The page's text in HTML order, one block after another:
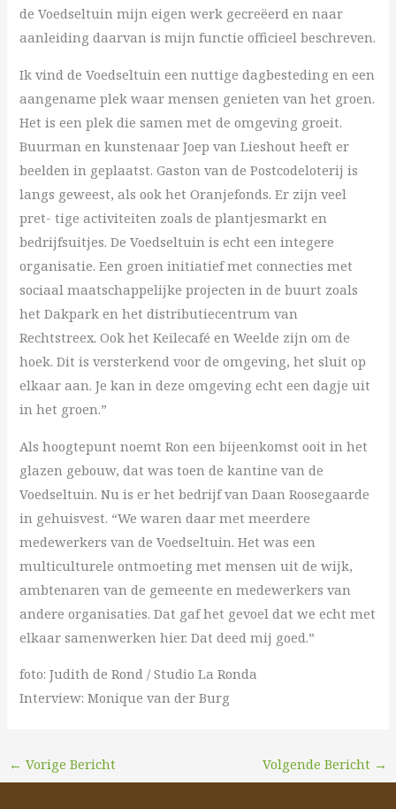
de Voedseltuin mijn eigen werk gecreëerd en naar
aanleiding daarvan is mijn functie officieel beschreven.
Ik vind de Voedseltuin een nuttige dagbesteding en een
aangename plek waar mensen genieten van het groen.
Het is een plek die samen met de omgeving groeit.
Buurman en kunstenaar Joep van Lieshout heeft er
beelden in geplaatst. Gaston van de Postcodeloterij is
langs geweest, als ook het Oranjefonds. Er zijn veel
pret- tige activiteiten zoals de plantjesmarkt en
bedrijfsuitjes. De Voedseltuin is echt een integere
organisatie. Een groen initiatief met connecties met
sociaal maatschappelijke projecten in de buurt zoals
het Dakpark en het distributiecentrum van
Rechtstreex. Ook het Keilecafé en Weelde zijn om de
hoek. Dit is versterkend voor de omgeving, het sluit op
elkaar aan. Je kan in deze omgeving echt een dagje uit
in het groen.”
Als hoogtepunt noemt Ron een bijeenkomst ooit in het
glazen gebouw, dat was toen de kantine van de
Voedseltuin. Nu is er het bedrijf van Daan Roosegaarde
in gehuisvest. “We waren daar met meerdere
medewerkers van de Voedseltuin. Het was een
multiculturele ontmoeting met mensen uit de wijk,
ambtenaren van de gemeente en medewerkers van
andere organisaties. Dat gaf het gevoel dat we echt met
elkaar samenwerken hier. Dat deed mij goed.”
foto: Judith de Rond / Studio La Ronda
Interview: Monique van der Burg
← Vorige Bericht Volgende Bericht →